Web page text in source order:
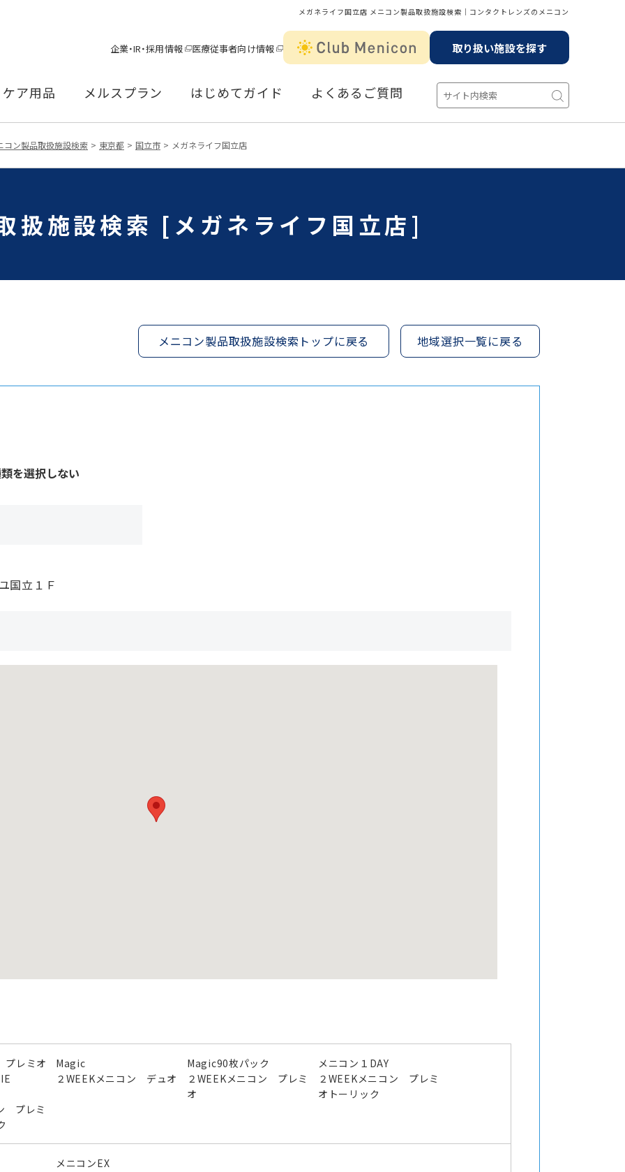
メガネライフ国立店 メニコン製品取扱施設検索│コンタクトレンズのメニコン
企業・IR・採用情報 医療従事者向け情報 取り扱い施設を探す
ケア用品 メルスプラン はじめてガイド よくあるご質問
コン製品取扱施設検索 東京都 国立市 メガネライフ国立店
扱施設検索 [メガネライフ国立店]
メニコン製品取扱施設検索トップに戻る 地域選択一覧に戻る
を選択しない
国立１Ｆ
プレミオ Magic Magic90枚パック
メニコン１DAY
２WEEKメニコン デュオ
２WEEKメニコン プレミ
オ
２WEEKメニコン プレミ
オトーリック
プレミ
メニコンEX